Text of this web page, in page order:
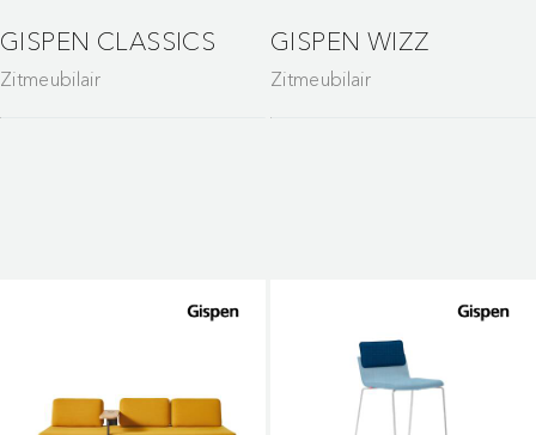
GISPEN CLASSICS
Zitmeubilair
GISPEN WIZZ
Zitmeubilair